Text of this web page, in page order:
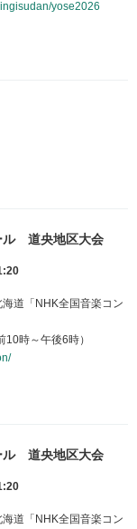
yose2026
ル 道央地区大会
道「NHK全国音楽コン
時～午後6時）
ル 道央地区大会
道「NHK全国音楽コン